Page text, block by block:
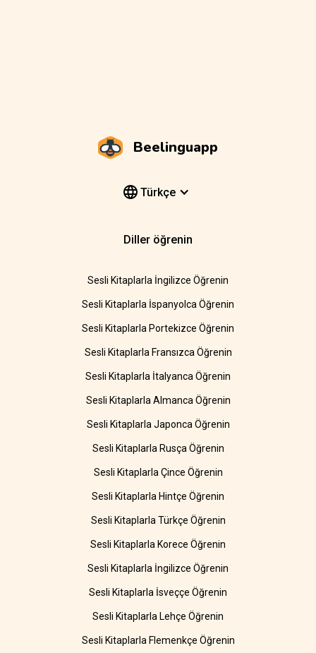
Beelinguapp
Türkçe
Diller öğrenin
Sesli Kitaplarla İngilizce Öğrenin
Sesli Kitaplarla İspanyolca Öğrenin
Sesli Kitaplarla Portekizce Öğrenin
Sesli Kitaplarla Fransızca Öğrenin
Sesli Kitaplarla İtalyanca Öğrenin
Sesli Kitaplarla Almanca Öğrenin
Sesli Kitaplarla Japonca Öğrenin
Sesli Kitaplarla Rusça Öğrenin
Sesli Kitaplarla Çince Öğrenin
Sesli Kitaplarla Hintçe Öğrenin
Sesli Kitaplarla Türkçe Öğrenin
Sesli Kitaplarla Korece Öğrenin
Sesli Kitaplarla İngilizce Öğrenin
Sesli Kitaplarla İsveççe Öğrenin
Sesli Kitaplarla Lehçe Öğrenin
Sesli Kitaplarla Flemenkçe Öğrenin